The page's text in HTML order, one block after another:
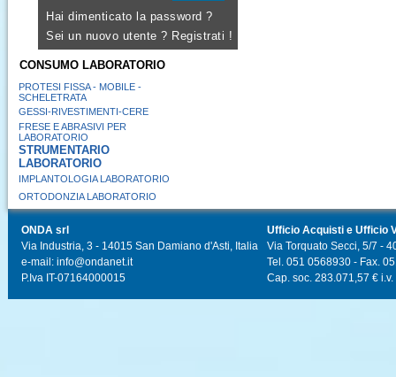
Hai dimenticato la password ?
Sei un nuovo utente ? Registrati !
CONSUMO LABORATORIO
PROTESI FISSA - MOBILE -
SCHELETRATA
GESSI-RIVESTIMENTI-CERE
FRESE E ABRASIVI PER
LABORATORIO
STRUMENTARIO
LABORATORIO
IMPLANTOLOGIA LABORATORIO
ORTODONZIA LABORATORIO
ONDA srl
Via Industria, 3 - 14015 San Damiano d'Asti, Italia
e-mail: info@ondanet.it
P.Iva IT-07164000015
Ufficio Acquisti e Ufficio
Via Torquato Secci, 5/7 -
Tel. 051 0568930 - Fax.
Cap. soc. 283.071,57 € i.v.